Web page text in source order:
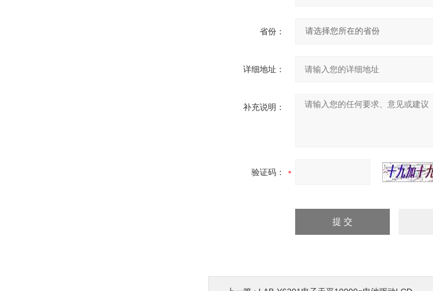
省份：
详细地址：
补充说明：
验证码：